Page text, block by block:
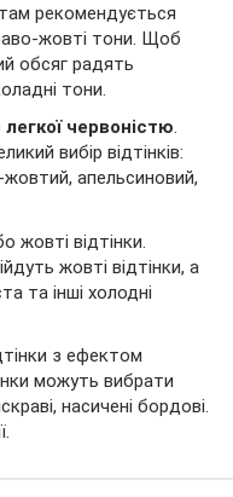
рекомендується
жовті тони. Щоб
обсяг радять
тони.
легкої червоністю.
вибір відтінків:
апельсиновий,
жовті відтінки.
жовті відтінки, а
та інші холодні
з ефектом
можуть вибрати
насичені бордові.